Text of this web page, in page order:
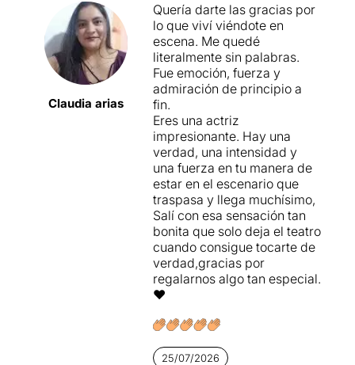
Claudia arias
Quería darte las gracias por
lo que viví viéndote en
escena. Me quedé
literalmente sin palabras.
Fue emoción, fuerza y
admiración de principio a
fin.
Eres una actriz
impresionante. Hay una
verdad, una intensidad y
una fuerza en tu manera de
estar en el escenario que
traspasa y llega muchísimo,
Salí con esa sensación tan
bonita que solo deja el teatro
cuando consigue tocarte de
verdad,gracias por
regalarnos algo tan especial.
❤️
25/07/2026